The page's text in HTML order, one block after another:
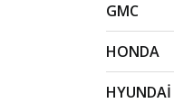
GMC
HONDA
HYUNDAİ